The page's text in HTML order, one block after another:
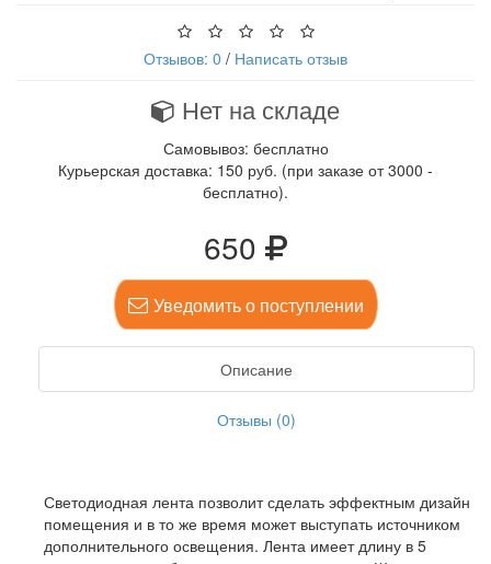
Отзывов: 0 / Написать отзыв
Нет на складе
Самовывоз: бесплатно
Курьерская доставка: 150 руб. (при заказе от 3000 -
бесплатно).
650
Уведомить о поступлении
Описание
Отзывы (0)
Светодиодная лента позволит сделать эффектным дизайн
помещения и в то же время может выступать источником
дополнительного освещения. Лента имеет длину в 5